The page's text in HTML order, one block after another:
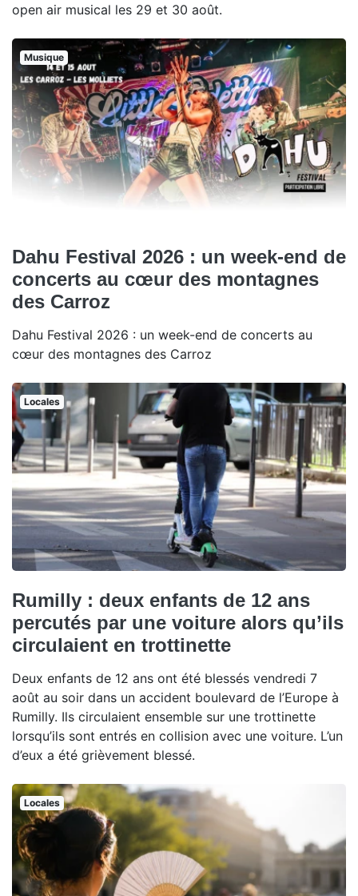
open air musical les 29 et 30 août.
Musique
Dahu Festival 2026 : un week-end de
concerts au cœur des montagnes
des Carroz
Dahu Festival 2026 : un week-end de concerts au
cœur des montagnes des Carroz
Locales
Rumilly : deux enfants de 12 ans
percutés par une voiture alors qu’ils
circulaient en trottinette
Deux enfants de 12 ans ont été blessés vendredi 7
août au soir dans un accident boulevard de l’Europe à
Rumilly. Ils circulaient ensemble sur une trottinette
lorsqu’ils sont entrés en collision avec une voiture. L’un
d’eux a été grièvement blessé.
Locales